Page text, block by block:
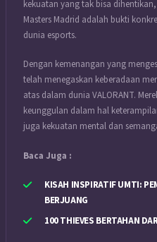
kekuatan yang tak bisa
Masters Madrid adalah bukti
dunia esports.
Dengan kemenangan yang
telah menegaskan keberadaan
atas dalam dunia VALORANT.
keunggulan dalam hal
juga kekuatan mental dan
Baca Juga :
KISAH INSPIRATIF UMTI:
BERJUANG
100 THIEVES BERTAHAN